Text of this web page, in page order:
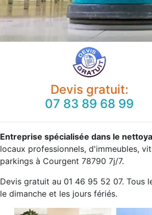
Devis gratuit:
07 83 89 68 99
Entreprise spécialisée dans le
locaux professionnels, d'immeubles,
parkings à Courgent 78790 7j/7.
Devis gratuit au 01 46 95 52 07. Tous
le dimanche et les jours fériés.